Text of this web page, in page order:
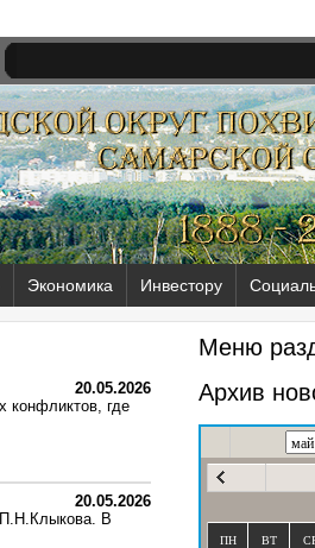
Экономика Инвестору
20.05.2026
конфликтов, где
20.05.2026
П.Н.Клыкова. В
Меню
Архив
ПН ВТ